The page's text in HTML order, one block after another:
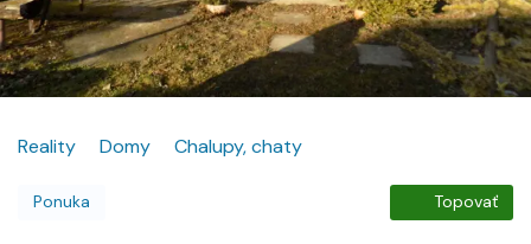
Reality Domy Chalupy, chaty
Ponuka Topovať